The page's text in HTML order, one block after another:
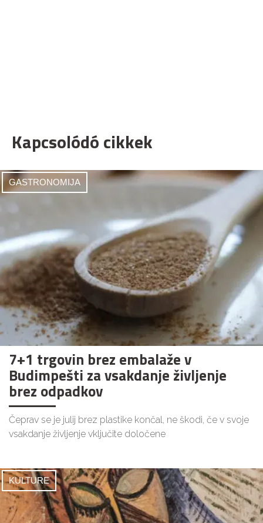
Kapcsolódó cikkek
GASTRONOMIJA
7+1 trgovin brez embalaže v
Budimpešti za vsakdanje življenje
brez odpadkov
Čeprav se je julij brez plastike končal, ne škodi, če v svoje
vsakdanje življenje vključite določene
KULTURE